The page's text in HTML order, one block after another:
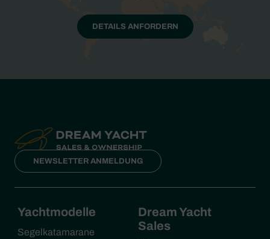
DETAILS ANFORDERN
NEWSLETTER ANMELDUNG
Yachtmodelle
Segelkatamarane
Dream Yacht
Sales